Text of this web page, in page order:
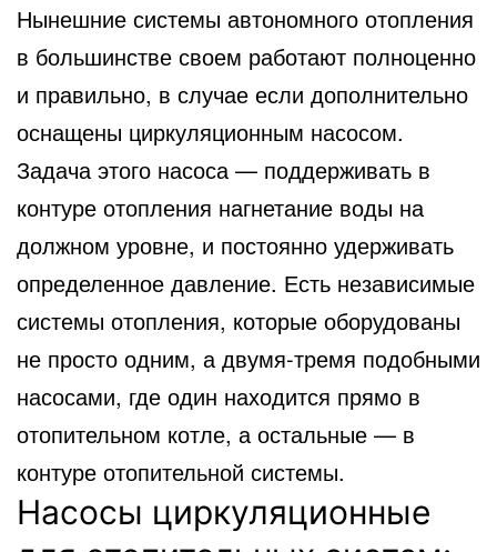
Нынешние системы автономного отопления
в большинстве своем работают полноценно
и правильно, в случае если дополнительно
оснащены циркуляционным насосом.
Задача этого насоса — поддерживать в
контуре отопления нагнетание воды на
должном уровне, и постоянно удерживать
определенное давление. Есть независимые
системы отопления, которые оборудованы
не просто одним, а двумя-тремя подобными
насосами, где один находится прямо в
отопительном котле, а остальные — в
контуре отопительной системы.
Насосы циркуляционные